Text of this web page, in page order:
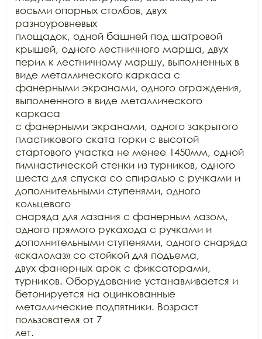
восьми опорных столбов, двух
разноуровневых
площадок, одной башней под шатровой
крышей, одного лестничного марша, двух
перил к лестничному маршу, выполненных в
виде металлического каркаса с
фанерными экранами, одного ограждения,
выполненного в виде металлического
каркаса
с фанерными экранами, одного закрытого
пластикового ската горки с высотой
стартового участка не менее 1450мм, одной
гимнастической стенки из турников, одного
шеста для спуска со спиралью с ручками и
дополнительными ступенями, одного
кольцевого
снаряда для лазания с фанерным лазом,
одного прямого рукахода с ручками и
дополнительными ступенями, одного снаряда
«скалолаз» со стойкой для подъема,
двух фанерных арок с фиксаторами,
турников. Оборудование устанавливается и
бетонируется на оцинкованные
металлические подпятники. Возраст
пользователя от 7
лет.